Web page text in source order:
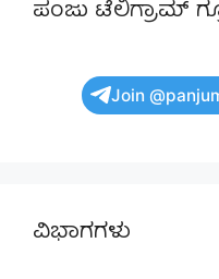
ಪಂಜು ಟೆಲಿಗ್ರಾಮ್
Join
ವಿಭಾಗಗಳು